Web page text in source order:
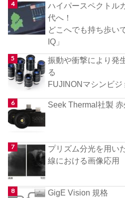
ハイパースペクトル
代へ！
どこへでも持ち歩い
IQ」
振動や衝撃により発
る
FUJINONマシンビ
Seek Thermal社製
プリズム分光を用い
線における画像応用
GigE Vision 規格